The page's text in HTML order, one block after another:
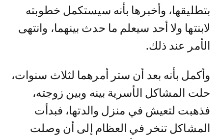
بتطليقها، وأخبرها بأنه سيستكمل خطوبته
لابنتها ولا أحد سيعلم ما حدث بينهما، وانتهى
الأمر عند ذلك.
وأكمل بأنه بعد أن ستر أمرهما لثلاث سنوات،
حلت المشاكل الأسرية بينه وبين زوجته،
فذهبت لتعيش في منزل والدتها، فبدأت
المشاكل تنخر في العظام إلى أن وصلت